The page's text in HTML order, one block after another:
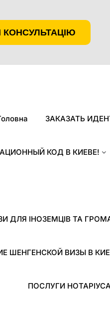
ЗАКАЗАТЬ
КОД В КИЕВЕ!
ДЛЯ ІНОЗЕМЦІВ ТА
ШЕНГЕНСКОЙ ВИЗЫ В
ПОСЛУГИ